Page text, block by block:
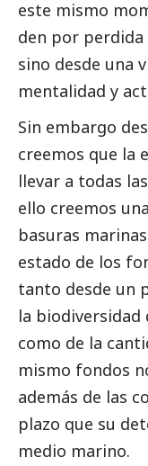
este mismo
den por
sino desde una
mentalidad y
Sin embargo
creemos que la
llevar a todas
ello creemos
basuras
estado de los
tanto desde un
la biodiversidad
como de la
mismo fondos
además de las
plazo que su
medio marino.